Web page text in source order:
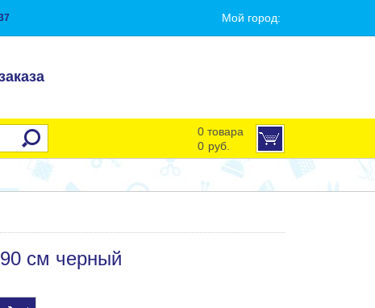
Мой город:
0 товара
0 руб.
см черный